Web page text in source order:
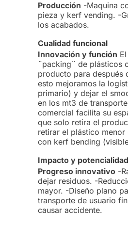
Producción -Maquina
pieza y kerf vending. -
los acabados.
Cualidad funcional
Innovación y función
¨packing¨ de plásticos
producto para después
esto mejoramos la
primario) y dejar el
en los mt3 de
comercial facilita su
que solo retira el
retirar el plástico
con kerf bending
Impacto y
Progreso innovativo -
dejar residuos. -
mayor. -Diseño plano
transporte de usuario
causar accidente.